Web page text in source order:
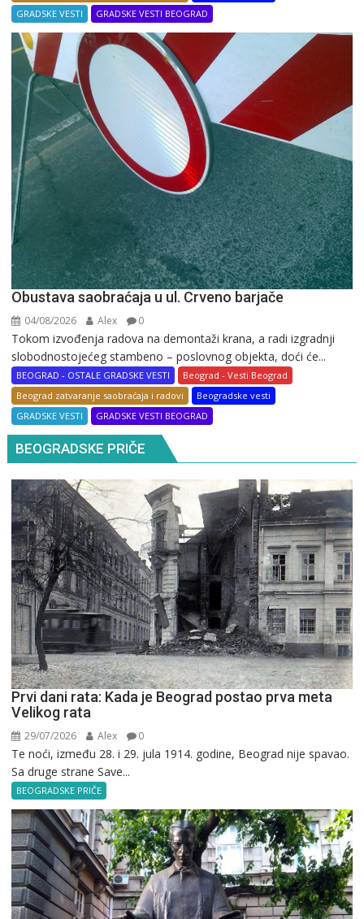
GRADSKE VESTI
GRADSKE VESTI BEOGRAD
Obustava saobraćaja u ul. Crveno barjače
04/08/2026 Alex 0
Tokom izvođenja radova na demontaži krana, a radi izgradnji
slobodnostojećeg stambeno – poslovnog objekta, doći će...
BEOGRAD - OSTALE GRADSKE VESTI
Beograd - Vesti Beograd
Beograd zatvaranje saobraćaja i radovi
Beogradske vesti
GRADSKE VESTI
GRADSKE VESTI BEOGRAD
BEOGRADSKE PRIČE
Prvi dani rata: Kada je Beograd postao prva meta
Velikog rata
29/07/2026 Alex 0
Te noći, između 28. i 29. jula 1914. godine, Beograd nije spavao.
Sa druge strane Save...
BEOGRADSKE PRIČE